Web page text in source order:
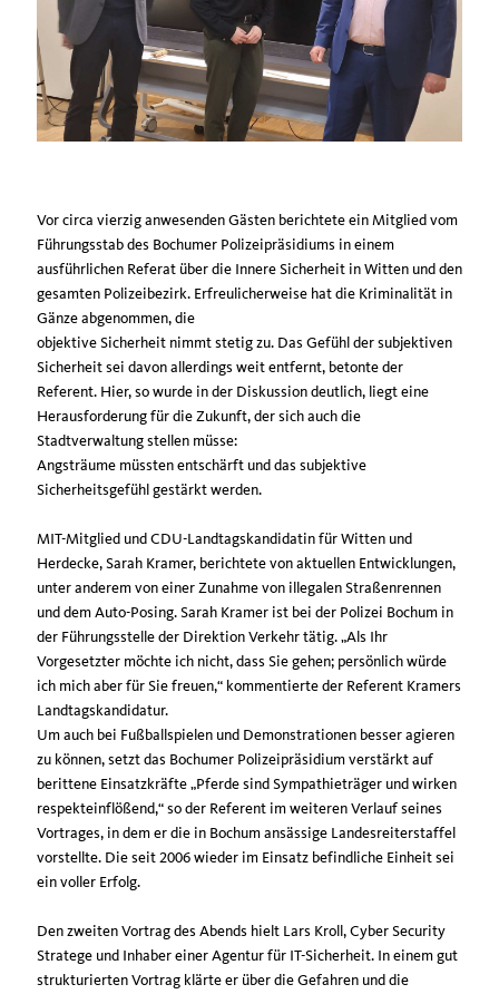
Vor circa vierzig anwesenden Gästen berichtete ein Mitglied vom
Führungsstab des Bochumer Polizeipräsidiums in einem
ausführlichen Referat über die Innere Sicherheit in Witten und den
gesamten Polizeibezirk. Erfreulicherweise hat die Kriminalität in
Gänze abgenommen, die
objektive Sicherheit nimmt stetig zu. Das Gefühl der subjektiven
Sicherheit sei davon allerdings weit entfernt, betonte der
Referent. Hier, so wurde in der Diskussion deutlich, liegt eine
Herausforderung für die Zukunft, der sich auch die
Stadtverwaltung stellen müsse:
Angsträume müssten entschärft und das subjektive
Sicherheitsgefühl gestärkt werden.
MIT-Mitglied und CDU-Landtagskandidatin für Witten und
Herdecke, Sarah Kramer, berichtete von aktuellen Entwicklungen,
unter anderem von einer Zunahme von illegalen Straßenrennen
und dem Auto-Posing. Sarah Kramer ist bei der Polizei Bochum in
der Führungsstelle der Direktion Verkehr tätig. „Als Ihr
Vorgesetzter möchte ich nicht, dass Sie gehen; persönlich würde
ich mich aber für Sie freuen,“ kommentierte der Referent Kramers
Landtagskandidatur.
Um auch bei Fußballspielen und Demonstrationen besser agieren
zu können, setzt das Bochumer Polizeipräsidium verstärkt auf
berittene Einsatzkräfte „Pferde sind Sympathieträger und wirken
respekteinflößend,“ so der Referent im weiteren Verlauf seines
Vortrages, in dem er die in Bochum ansässige Landesreiterstaffel
vorstellte. Die seit 2006 wieder im Einsatz befindliche Einheit sei
ein voller Erfolg.
Den zweiten Vortrag des Abends hielt Lars Kroll, Cyber Security
Stratege und Inhaber einer Agentur für IT-Sicherheit. In einem gut
strukturierten Vortrag klärte er über die Gefahren und die